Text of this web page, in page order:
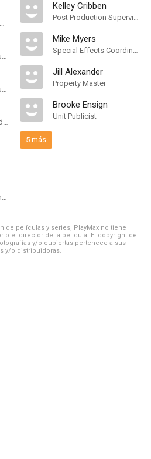
Supervisor de Efectos Visuales
Visual Effects Producer
Visual Effects Producer
Visual Effects Coordinator
Chief Lighting Technician
Kelley Cribben
Post Production Supervisor
Mike Myers
Special Effects Coordinator
Jill Alexander
Property Master
Brooke Ensign
Unit Publicist
5 más
de películas y series, PlayMax no tiene
o el director de la película. El copyright de
y/o cubiertas pertenece a sus
y/o distribuidoras.